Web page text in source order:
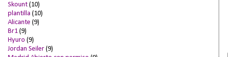
Skount (10)
plantilla (10)
Alicante (9)
Br1 (9)
Hyuro (9)
Jordan Seiler (9)